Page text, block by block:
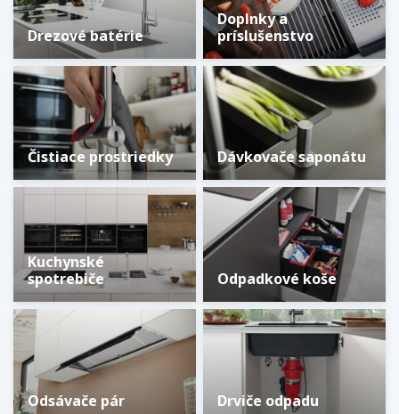
Drezové batérie
Doplnky a
príslušenstvo
Čistiace prostriedky Dávkovače saponátu
Kuchynské
spotrebiče
Odpadkové koše
Odsávače pár Drviče odpadu